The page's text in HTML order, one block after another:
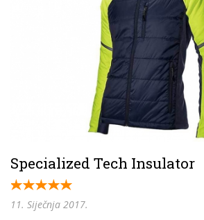
Specialized Tech Insulator
11. Siječnja 2017.